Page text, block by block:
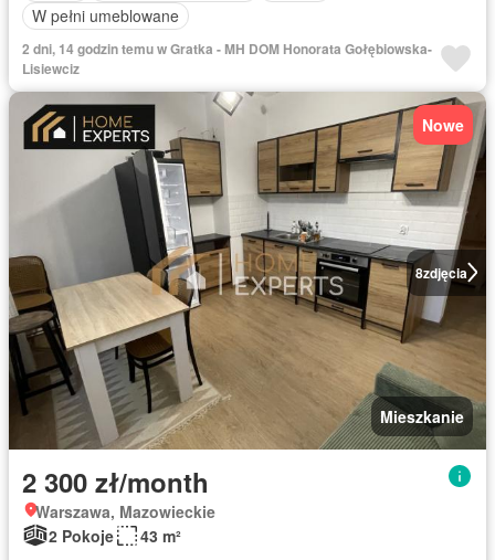
W pełni umeblowane
2 dni, 14 godzin temu w Gratka - MH DOM Honorata Gołębiowska-
Lisiewciz
8zdjęcia
Nowe
Mieszkanie
2 300 zł/month
Warszawa, Mazowieckie
2 Pokoje
43 m²